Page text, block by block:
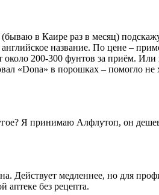
в Каире раз в месяц)
название. По цене –
200-300 фунтов за приём.
«Dona» в порошках – помогло
Я принимаю Алфлутоп, он
Действует медленнее, но для
аптеке без рецепта.